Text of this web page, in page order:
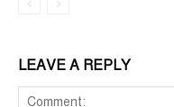
LEAVE A REPLY